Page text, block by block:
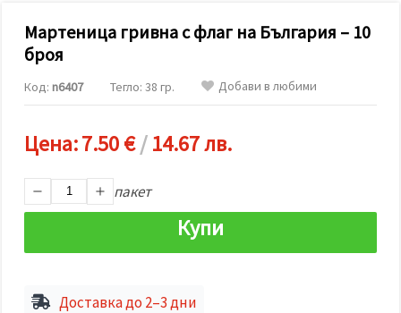
маркетинг.
Можеш да
съгласиш
"бисквитки"
натиснеш
"Приеми
всички!"
или да
избереш
Мартеница гривна с флаг на България – 10
броя
Код: n6407 Тегло: 38 гр. Добави в любими
Цена:7.50 €/14.67 лв.
пакет
Купи
Доставка до 2–3 дни